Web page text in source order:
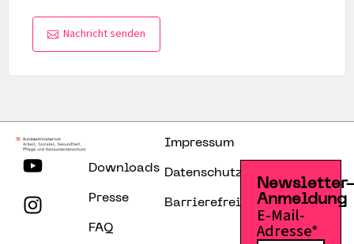
Nachricht senden
Downloads
Presse
FAQ
Impressum
Datenschutzerklärung
Barrierefreiheitserklärung
Anmeldung
E-Mail-
Adresse*